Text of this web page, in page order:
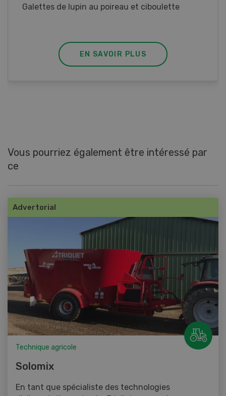
Rouleaux de printemps aux poulet
EN SAVOIR PLUS
Vous pourriez également être intéressé par
ce
Advertorial
Technique agricole
Solomix
En tant que spécialiste des technologies